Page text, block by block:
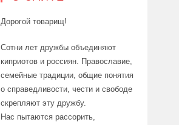
Дорогой товарищ!
Сотни лет дружбы объединяют
киприотов и россиян. Православие,
семейные традиции, общие понятия
о справедливости, чести и свободе
скрепляют эту дружбу.
Нас пытаются рассорить,